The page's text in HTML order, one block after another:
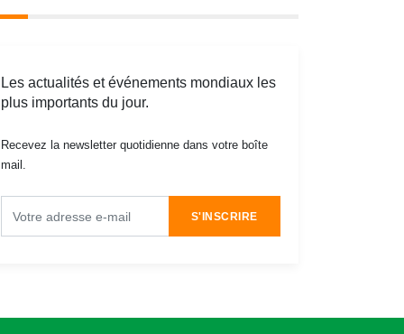
Les actualités et événements mondiaux les
plus importants du jour.
Recevez la newsletter quotidienne dans votre boîte
mail.
S'INSCRIRE